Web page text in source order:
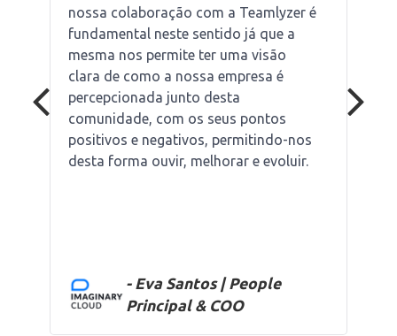
nossa colaboração com a Teamlyzer é
fundamental neste sentido já que a
mesma nos permite ter uma visão
clara de como a nossa empresa é
percepcionada junto desta
comunidade, com os seus pontos
positivos e negativos, permitindo-nos
desta forma ouvir, melhorar e evoluir.
- Eva Santos | People
Principal & COO